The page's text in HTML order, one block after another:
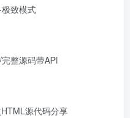
致模式
整源码带API
源代码分享